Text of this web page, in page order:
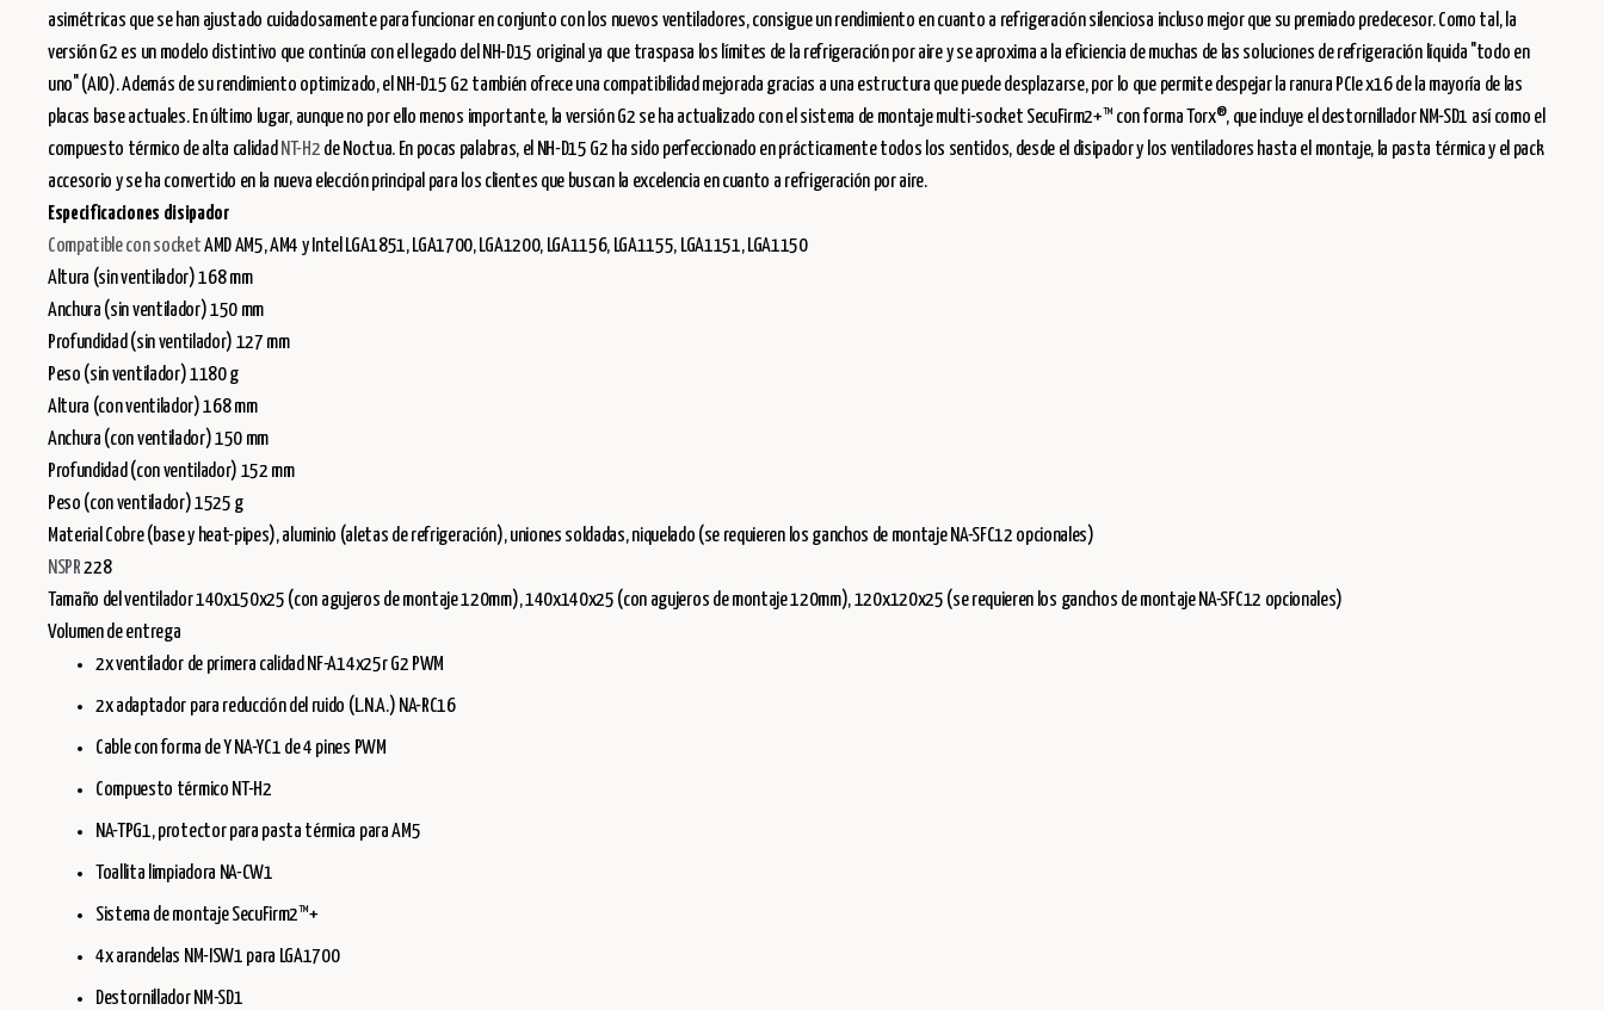
asimétricas que se han ajustado cuidadosamente para funcionar en conjunto con los nuevos ventiladores, consigue un rendimiento en cuanto a refrigeración silenciosa incluso mejor que su premiado predecesor. Como tal, la
versión G2 es un modelo distintivo que continúa con el legado del NH-D15 original ya que traspasa los límites de la refrigeración por aire y se aproxima a la eficiencia de muchas de las soluciones de refrigeración líquida "todo en
uno" (AIO). Además de su rendimiento optimizado, el NH-D15 G2 también ofrece una compatibilidad mejorada gracias a una estructura que puede desplazarse, por lo que permite despejar la ranura PCIe x16 de la mayoría de las
placas base actuales. En último lugar, aunque no por ello menos importante, la versión G2 se ha actualizado con el sistema de montaje multi-socket SecuFirm2+™ con forma Torx®, que incluye el destornillador NM-SD1 así como el
compuesto térmico de alta calidad NT-H2 de Noctua. En pocas palabras, el NH-D15 G2 ha sido perfeccionado en prácticamente todos los sentidos, desde el disipador y los ventiladores hasta el montaje, la pasta térmica y el pack
accesorio y se ha convertido en la nueva elección principal para los clientes que buscan la excelencia en cuanto a refrigeración por aire.
Especificaciones disipador
Compatible con socketAMD AM5, AM4 y Intel LGA1851, LGA1700, LGA1200, LGA1156, LGA1155, LGA1151, LGA1150
Altura (sin ventilador) 168 mm
Anchura (sin ventilador) 150 mm
Profundidad (sin ventilador) 127 mm
Peso (sin ventilador) 1180 g
Altura (con ventilador) 168 mm
Anchura (con ventilador) 150 mm
Profundidad (con ventilador) 152 mm
Peso (con ventilador) 1525 g
Material Cobre (base y heat-pipes), aluminio (aletas de refrigeración), uniones soldadas, niquelado (se requieren los ganchos de montaje NA-SFC12 opcionales)
NSPR228
Tamaño del ventilador 140x150x25 (con agujeros de montaje 120mm), 140x140x25 (con agujeros de montaje 120mm), 120x120x25 (se requieren los ganchos de montaje NA-SFC12 opcionales)
Volumen de entrega
2x ventilador de primera calidad NF-A14x25r G2 PWM
2x adaptador para reducción del ruido (L.N.A.) NA-RC16
Cable con forma de Y NA-YC1 de 4 pines PWM
Compuesto térmico NT-H2
NA-TPG1, protector para pasta térmica para AM5
Toallita limpiadora NA-CW1
Sistema de montaje SecuFirm2™+
4x arandelas NM-ISW1 para LGA1700
Destornillador NM-SD1